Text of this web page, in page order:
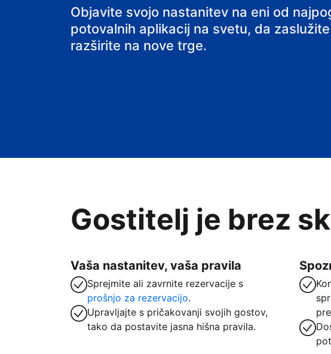
Objavite svojo nastanitev na eni od
potovalnih aplikacij na svetu, da
razširite na nove trge.
Gostitelj je brez
Vaša nastanitev, vaša pravila
Sprejmite ali zavrnite rezervacije s
prošnjo za rezervacijo.
Upravljajte s pričakovanji svojih gostov,
tako da postavite jasna hišna pravila.